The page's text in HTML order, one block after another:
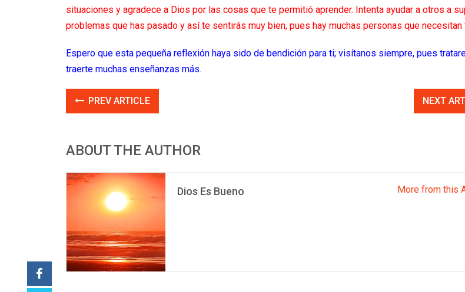
situaciones y agradece a Dios por las cosas que te permitió aprender. Intenta ayudar a otros a
problemas que has pasado y así te sentirás muy bien, pues hay muchas personas que necesitan
Espero que esta pequeña reflexión haya sido de bendición para ti; visítanos siempre, pues
traerte muchas enseñanzas más.
PREV ARTICLE NEXT
ABOUT THE AUTHOR
Dios Es Bueno More from this